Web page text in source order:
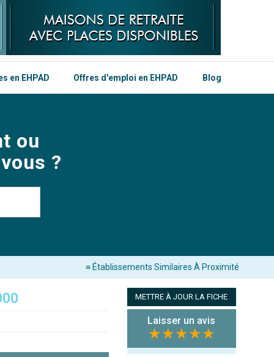
en EHPAD Offres d'emploi en EHPAD Blog
ou
?
≡ Établissements Similaires À Proximité
METTRE À JOUR LA FICHE
Laisser un avis
★★★★★